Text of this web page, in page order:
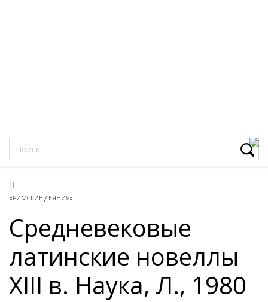
«РИМСКИЕ ДЕЯНИЯ»
Средневековые
латинские новеллы
XIII в. Наука, Л., 1980